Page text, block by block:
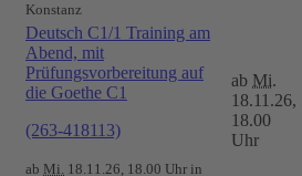
Konstanz
Deutsch C1/1 Training am
Abend, mit
Prüfungsvorbereitung auf
die Goethe C1
(263-418113)
ab Mi. 18.11.26, 18.00 Uhr in
ab Mi.
18.11.26,
18.00
Uhr